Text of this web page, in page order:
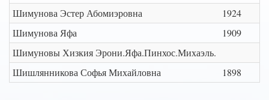
Шимунова Эстер Абомиэровна
1924
Шимунова Яфа
1909
Шимуновы Хизкия Эрони.Яфа.Пинхос.Михаэль.
Шишлянникова Софья Михайловна
1898